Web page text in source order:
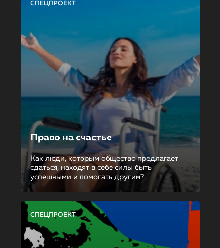
СПЕЦПРОЕКТ
Право на счастье
Как люди, которым общество предлагает
сдаться, находят в себе силы быть
успешными и помогать другим?
СПЕЦПРОЕКТ